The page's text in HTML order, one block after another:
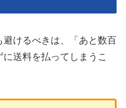
けるべきは、「あと数百
送料を払ってしまうこ